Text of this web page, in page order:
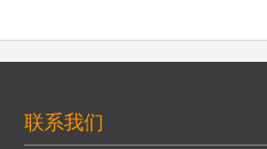
联系我们